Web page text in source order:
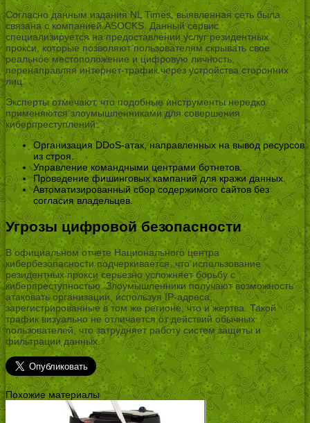
Согласно данным издания NL Times, выявленная сеть была
связана с компанией ASOCKS. Данный сервис
специализируется на предоставлении услуг резидентных
прокси, которые позволяют пользователям скрывать свое
реальное местоположение и цифровую личность,
перенаправляя интернет-трафик через устройства сторонних
лиц.
Эксперты отмечают, что подобные инструменты нередко
применяются злоумышленниками для совершения
киберпреступлений:
Организация DDoS-атак, направленных на вывод ресурсов
из строя.
Управление командными центрами ботнетов.
Проведение фишинговых кампаний для кражи данных.
Автоматизированный сбор содержимого сайтов без
согласия владельцев.
Угрозы цифровой безопасности
В официальном отчете Национального центра
кибербезопасности подчеркивается, что использование
резидентных прокси серьезно усложняет борьбу с
киберпреступностью. Злоумышленники получают возможность
атаковать организации, используя IP-адреса,
зарегистрированные в том же регионе, что и жертва. Такой
трафик визуально не отличается от действий обычных
пользователей, что затрудняет работу систем защиты и
фильтрации данных.
Похожие материалы